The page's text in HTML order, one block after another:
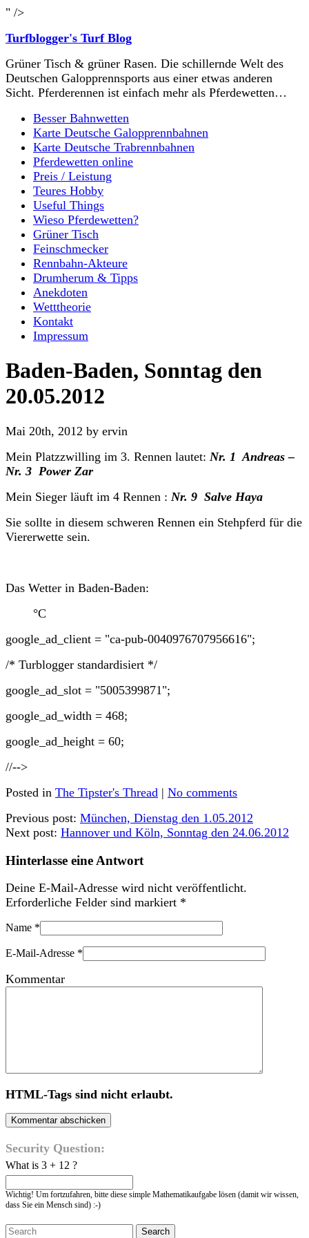
" />
Turfblogger's Turf Blog
Grüner Tisch & grüner Rasen. Die schillernde Welt des
Deutschen Galopprennsports aus einer etwas anderen
Sicht. Pferderennen ist einfach mehr als Pferdewetten…
Besser Bahnwetten
Karte Deutsche Galopprennbahnen
Karte Deutsche Trabrennbahnen
Pferdewetten online
Preis / Leistung
Teures Hobby
Useful Things
Wieso Pferdewetten?
Grüner Tisch
Feinschmecker
Rennbahn-Akteure
Drumherum & Tipps
Anekdoten
Wetttheorie
Kontakt
Impressum
Baden-Baden, Sonntag den
20.05.2012
Mai 20th, 2012 by ervin
Mein Platzzwilling im 3. Rennen lautet: Nr. 1 Andreas –
Nr. 3 Power Zar
Mein Sieger läuft im 4 Rennen : Nr. 9 Salve Haya
Sie sollte in diesem schweren Rennen ein Stehpferd für die
Viererwette sein.
Das Wetter in Baden-Baden:
°C
google_ad_client = "ca-pub-0040976707956616";
/* Turblogger standardisiert */
google_ad_slot = "5005399871";
google_ad_width = 468;
google_ad_height = 60;
//-->
Posted in The Tipster's Thread | No comments
Previous post: München, Dienstag den 1.05.2012
Next post: Hannover und Köln, Sonntag den 24.06.2012
Hinterlasse eine Antwort
Deine E-Mail-Adresse wird nicht veröffentlicht.
Erforderliche Felder sind markiert *
Name *
E-Mail-Adresse *
Kommentar
HTML-Tags sind nicht erlaubt.
Security Question:
What is 3 + 12 ?
Wichtig! Um fortzufahren, bitte diese simple Mathematikaufgabe lösen (damit wir wissen,
dass Sie ein Mensch sind) :-)